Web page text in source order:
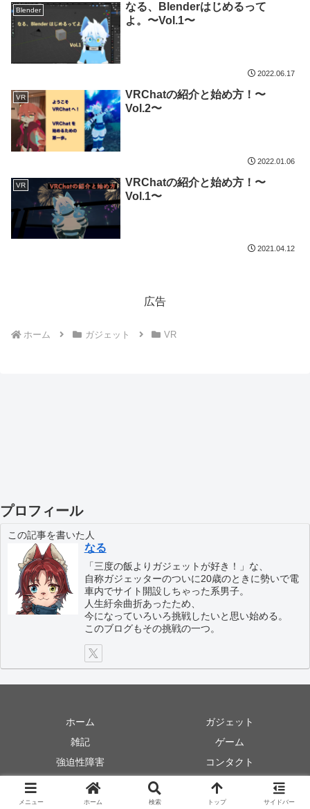
Blender
なる、Blenderはじめるって
よ。〜Vol.1〜
2022.06.17
VR
VRChatの紹介と始め方！〜
Vol.2〜
2022.01.06
VR
VRChatの紹介と始め方！〜
Vol.1〜
2021.04.12
広告
ホーム ガジェット VR
プロフィール
この記事を書いた人
なる
「三度の飯よりガジェットが好き！」な、
自称ガジェッターのついに20歳のときに勢いで電
車内でサイト開設しちゃった系男子。
人生紆余曲折あったため、
今になっていろいろ挑戦したいと思い始める。
このブログもその挑戦の一つ。
ホーム
ガジェット
雑記
ゲーム
強迫性障害
コンタクト
© 2020 なるの方舟.
メニュー ホーム 検索 トップ サイドバー